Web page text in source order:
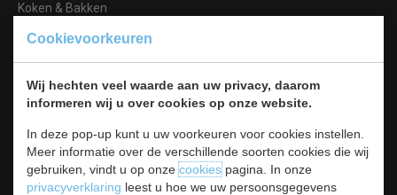
Cookievoorkeuren
Wij hechten veel waarde aan uw privacy, daarom
informeren wij u over cookies op onze website.
In deze pop-up kunt u uw voorkeuren voor cookies instellen.
Meer informatie over de verschillende soorten cookies die wij
gebruiken, vindt u op onzecookiespagina. In onze
privacyverklaring leest u hoe we uw persoonsgegevens
Koken & Bakken
Warmhouden
Bar & Koffie
Buffet & tafel
Kleding
Horeca
Meubilair
RVS